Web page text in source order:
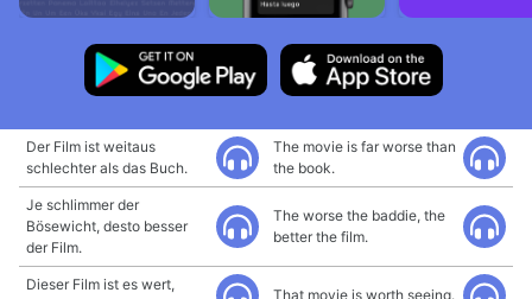
Der Film ist weitaus
schlechter als das Buch.
The movie is far worse than
the book.
Je schlimmer der
Bösewicht, desto besser
der Film.
The worse the baddie, the
better the film.
Dieser Film ist es wert,
That movie is worth seeing.